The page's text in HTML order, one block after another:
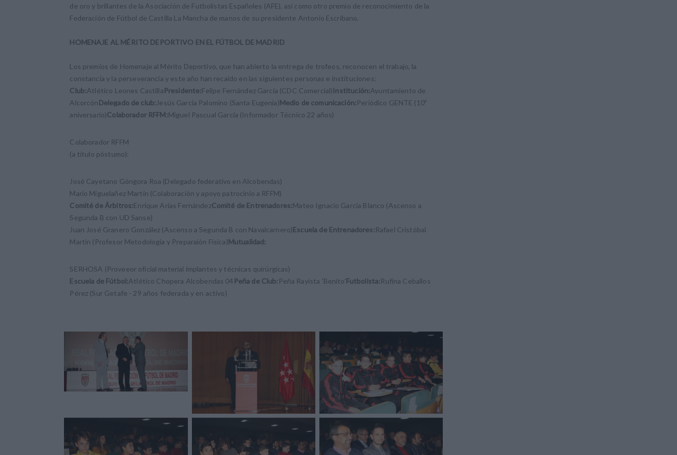
de oro y brillantes de la Asociación de Futbolistas Españoles (AFE), así como otro premio de reconocimiento de la
Federación de Fútbol de Castilla La Mancha de manos de su presidente Antonio Escribano.
HOMENAJE AL MÉRITO DEPORTIVO EN EL FÚTBOL DE MADRID
Los premios de Homenaje al Mérito Deportivo, que han abierto la entrega de trofeos, reconocen el trabajo, la
constancia y la perseverancia y este año han recaído en las siguientes personas e instituciones:
Club:Atlético Leones CastillaPresidente:Felipe Fernández García (CDC Comercial)Institución:Ayuntamiento de
AlcorcónDelegado de club: Jesús García Palomino (Santa Eugenia)Medio de comunicación:Periódico GENTE (10º
aniversario)Colaborador RFFM:Miguel Pascual García (Informador Técnico 22 años)
Colaborador RFFM
(a título póstumo):
José Cayetano Góngora Roa (Delegado federativo en Alcobendas)
Mario Miguelañez Martín (Colaboración y apoyo patrocinio a RFFM)
Comité de Árbitros:Enrique Arias FernándezComité de Entrenadores:Mateo Ignacio García Blanco (Ascenso a
Segunda B con UD Sanse)
Juan José Granero González (Ascenso a Segunda B con Navalcarnero)Escuela de Entrenadores:Rafael Cristóbal
Martín (Profesor Metodología y Preparaión Física)Mutualidad:
SERHOSA (Proveeor oficial material implantes y técnicas quirúrgicas)
Escuela de Fútbol:Atlético Chopera Alcobendas 04 Peña de Club: Peña Rayista 'Benito'Futbolista:Rufina Ceballos
Pérez (Sur Getafe - 29 años federada y en activo)